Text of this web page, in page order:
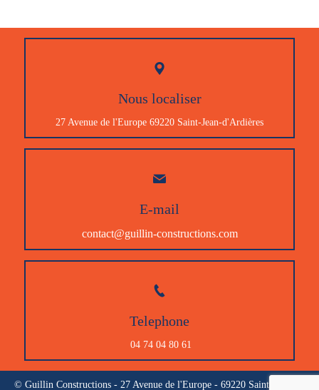
Nous localiser
27 Avenue de l'Europe 69220 Saint-Jean-d'Ardières
E-mail
contact@guillin-constructions.com
Telephone
04 74 04 80 61
© Guillin Constructions - 27 Avenue de l'Europe - 69220 Saint-Jean-